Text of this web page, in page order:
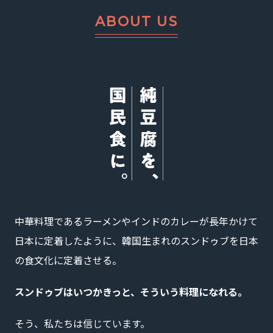
ABOUT US
中華料理であるラーメンやインドのカレーが長年かけて
日本に定着したように、韓国生まれのスンドゥブを日本
の食文化に定着させる。
スンドゥブはいつかきっと、そういう料理になれる。
そう、私たちは信じています。